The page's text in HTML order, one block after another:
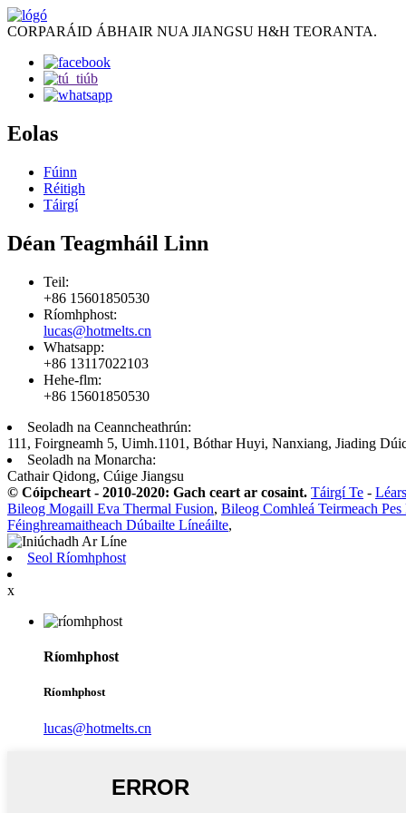
CORPARÁID ÁBHAIR NUA JIANGSU H&H TEORANTA.
Eolas
Fúinn
Réitigh
Táirgí
Déan Teagmháil Linn
Teil:
+86 15601850530
Ríomhphost:
lucas@hotmelts.cn
Whatsapp:
+86 13117022103
Hehe-flm:
+86 15601850530
Seoladh na Ceanncheathrún:
111, Foirgneamh 5, Uimh.1101, Bóthar Huyi, Nanxiang, Jiading
Seoladh na Monarcha:
Cathair Qidong, Cúige Jiangsu
© Cóipcheart - 2010-2020: Gach ceart ar cosaint. Táirgí Te -
Bileog Mogaill Eva Thermal Fusion, Bileog Comhleá Teirmeach
Féinghreamaitheach Dúbailte Líneáilte,
Seol Ríomhphost
x
Ríomhphost
Ríomhphost
lucas@hotmelts.cn